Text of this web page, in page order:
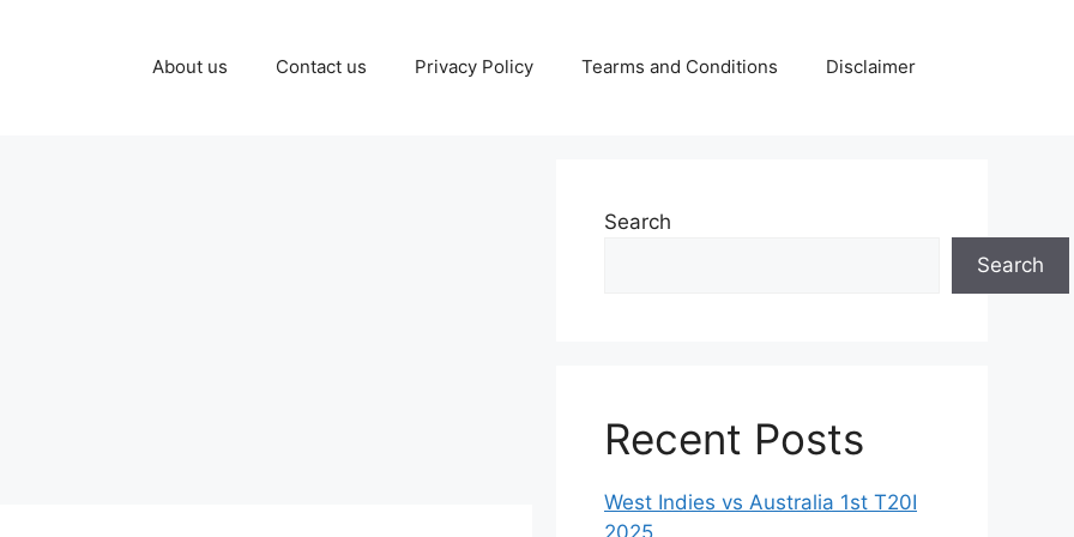
About us Contact us Privacy Policy Tearms and Conditions Disclaimer
Search
Search
Recent Posts
West Indies vs Australia 1st T20I
2025